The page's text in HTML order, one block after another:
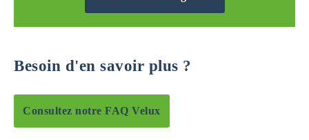
Besoin d'en savoir plus ?
Consultez notre FAQ Velux